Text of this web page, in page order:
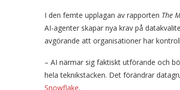
I den femte upplagan av rapporten The
AI-agenter skapar nya krav på
avgörande att organisationer har
– AI närmar sig faktiskt utförande och
hela teknikstacken. Det förändrar
Snowflake.